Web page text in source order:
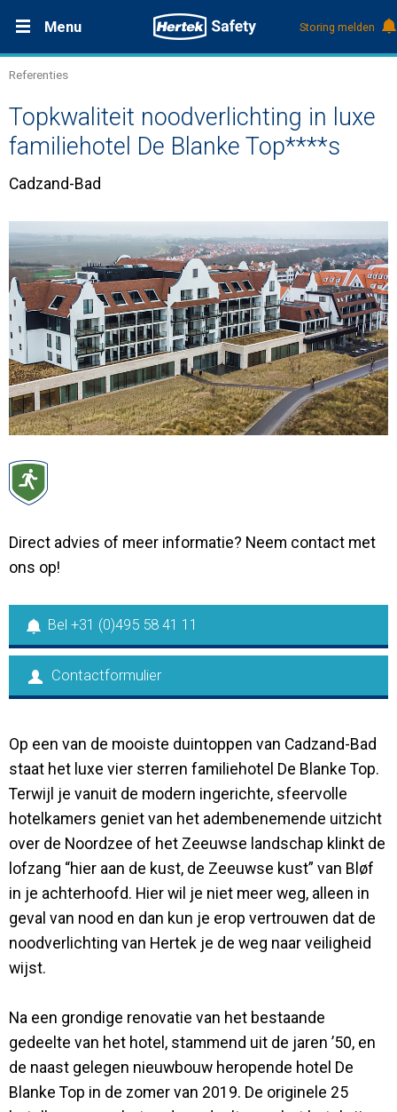
Menu
Oplossingen
Producten
Service & Onderhoud
Kennis
Over Hertek
Werken bij Hertek
Contact
Storing melden
Referenties
Topkwaliteit noodverlichting in luxe
familiehotel De Blanke Top****s
Cadzand-Bad
Direct advies of meer informatie? Neem contact met
ons op!
Bel +31 (0)495 58 41 11
Contactformulier
Op een van de mooiste duintoppen van Cadzand-Bad
staat het luxe vier sterren familiehotel De Blanke Top.
Terwijl je vanuit de modern ingerichte, sfeervolle
hotelkamers geniet van het adembenemende uitzicht
over de Noordzee of het Zeeuwse landschap klinkt de
lofzang “hier aan de kust, de Zeeuwse kust” van Bløf
in je achterhoofd. Hier wil je niet meer weg, alleen in
geval van nood en dan kun je erop vertrouwen dat de
noodverlichting van Hertek je de weg naar veiligheid
wijst.
Na een grondige renovatie van het bestaande
gedeelte van het hotel, stammend uit de jaren ’50, en
de naast gelegen nieuwbouw heropende hotel De
Blanke Top in de zomer van 2019. De originele 25